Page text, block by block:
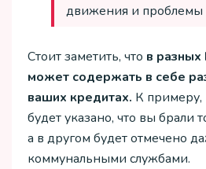
движения и проблемы
Стоит заметить, что в
может содержать в себе
ваших кредитах. К
будет указано, что вы брали
а в другом будет отмечено
коммунальными службами.